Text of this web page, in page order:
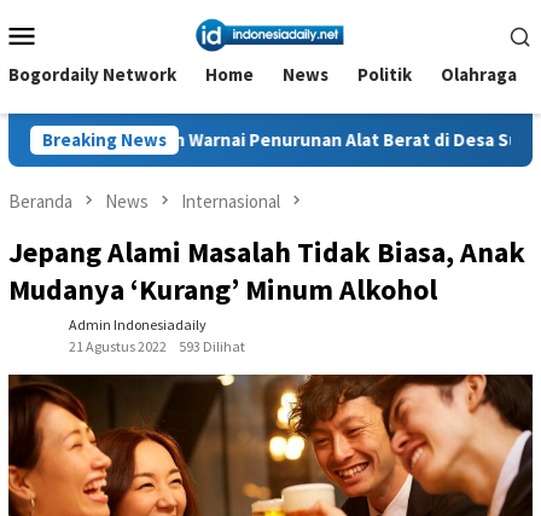
ke
kontenMobile
Bogordaily Network Home News Politik Olahraga
Breaking News
Penurunan Alat Berat di Desa Sukajaya, Belasan Warga
Beranda News Internasional
Jepang Alami Masalah Tidak Biasa, Anak
Mudanya ‘Kurang’ Minum Alkohol
Admin Indonesiadaily
21 Agustus 2022
593 Dilihat